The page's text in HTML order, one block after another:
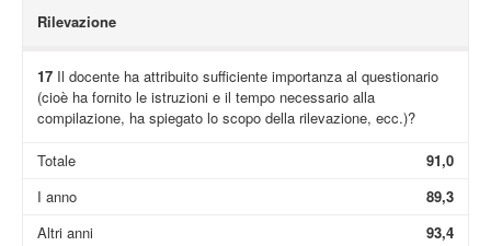
Rilevazione
17Il docente ha attribuito sufficiente importanza al questionario
(cioè ha fornito le istruzioni e il tempo necessario alla
compilazione, ha spiegato lo scopo della rilevazione, ecc.)?
Totale
91,0
I anno
89,3
Altri anni
93,4